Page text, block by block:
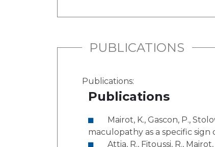
PUBLICATIONS
Publications:
Publications
maculopathy as a specific